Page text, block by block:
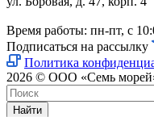
Время работы: пн-пт, с
Подписаться на рассылку
Политика
2026 © ООО «Семь
Найти